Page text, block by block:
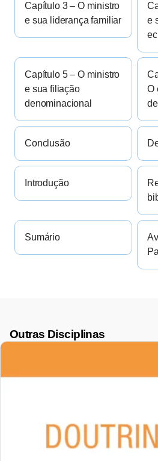
Capítulo 3 – O ministro
e sua liderança familiar
e
Capítulo 5 – O ministro
e sua filiação
denominacional
O
Conclusão
Introdução
Sumário
Outras Disciplinas